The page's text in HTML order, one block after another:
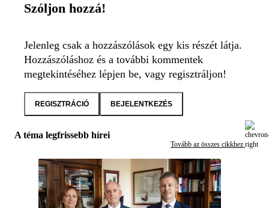
Szóljon hozzá!
Jelenleg csak a hozzászólások egy kis részét látja.
Hozzászóláshoz és a további kommentek
megtekintéséhez lépjen be, vagy regisztráljon!
REGISZTRÁCIÓ BEJELENTKEZÉS
A téma legfrissebb hírei
Tovább az összes cikkhez